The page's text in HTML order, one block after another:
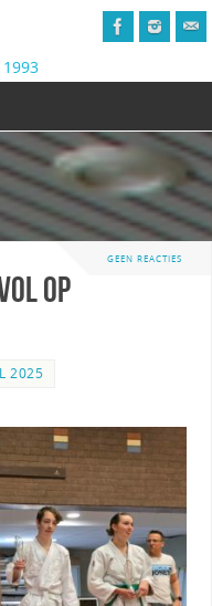
1993
GEEN REACTIES
op
2025